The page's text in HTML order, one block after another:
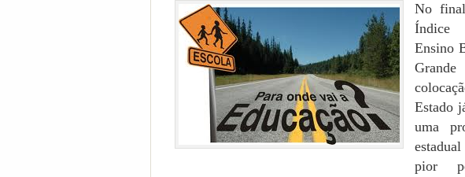
No
Índice
Ensino
Estado
uma
pior